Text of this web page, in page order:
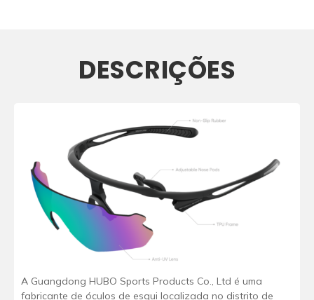
DESCRIÇÕES
A Guangdong HUBO Sports Products Co., Ltd é uma
fabricante de óculos de esqui localizada no distrito de